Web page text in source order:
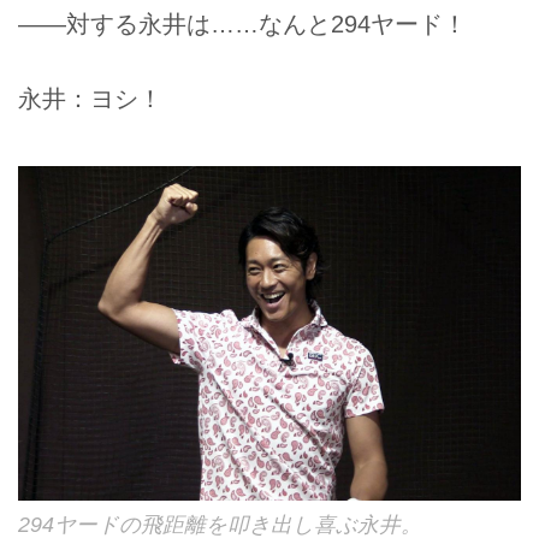
――対する永井は……なんと294ヤード！
永井：ヨシ！
294ヤードの飛距離を叩き出し喜ぶ永井。